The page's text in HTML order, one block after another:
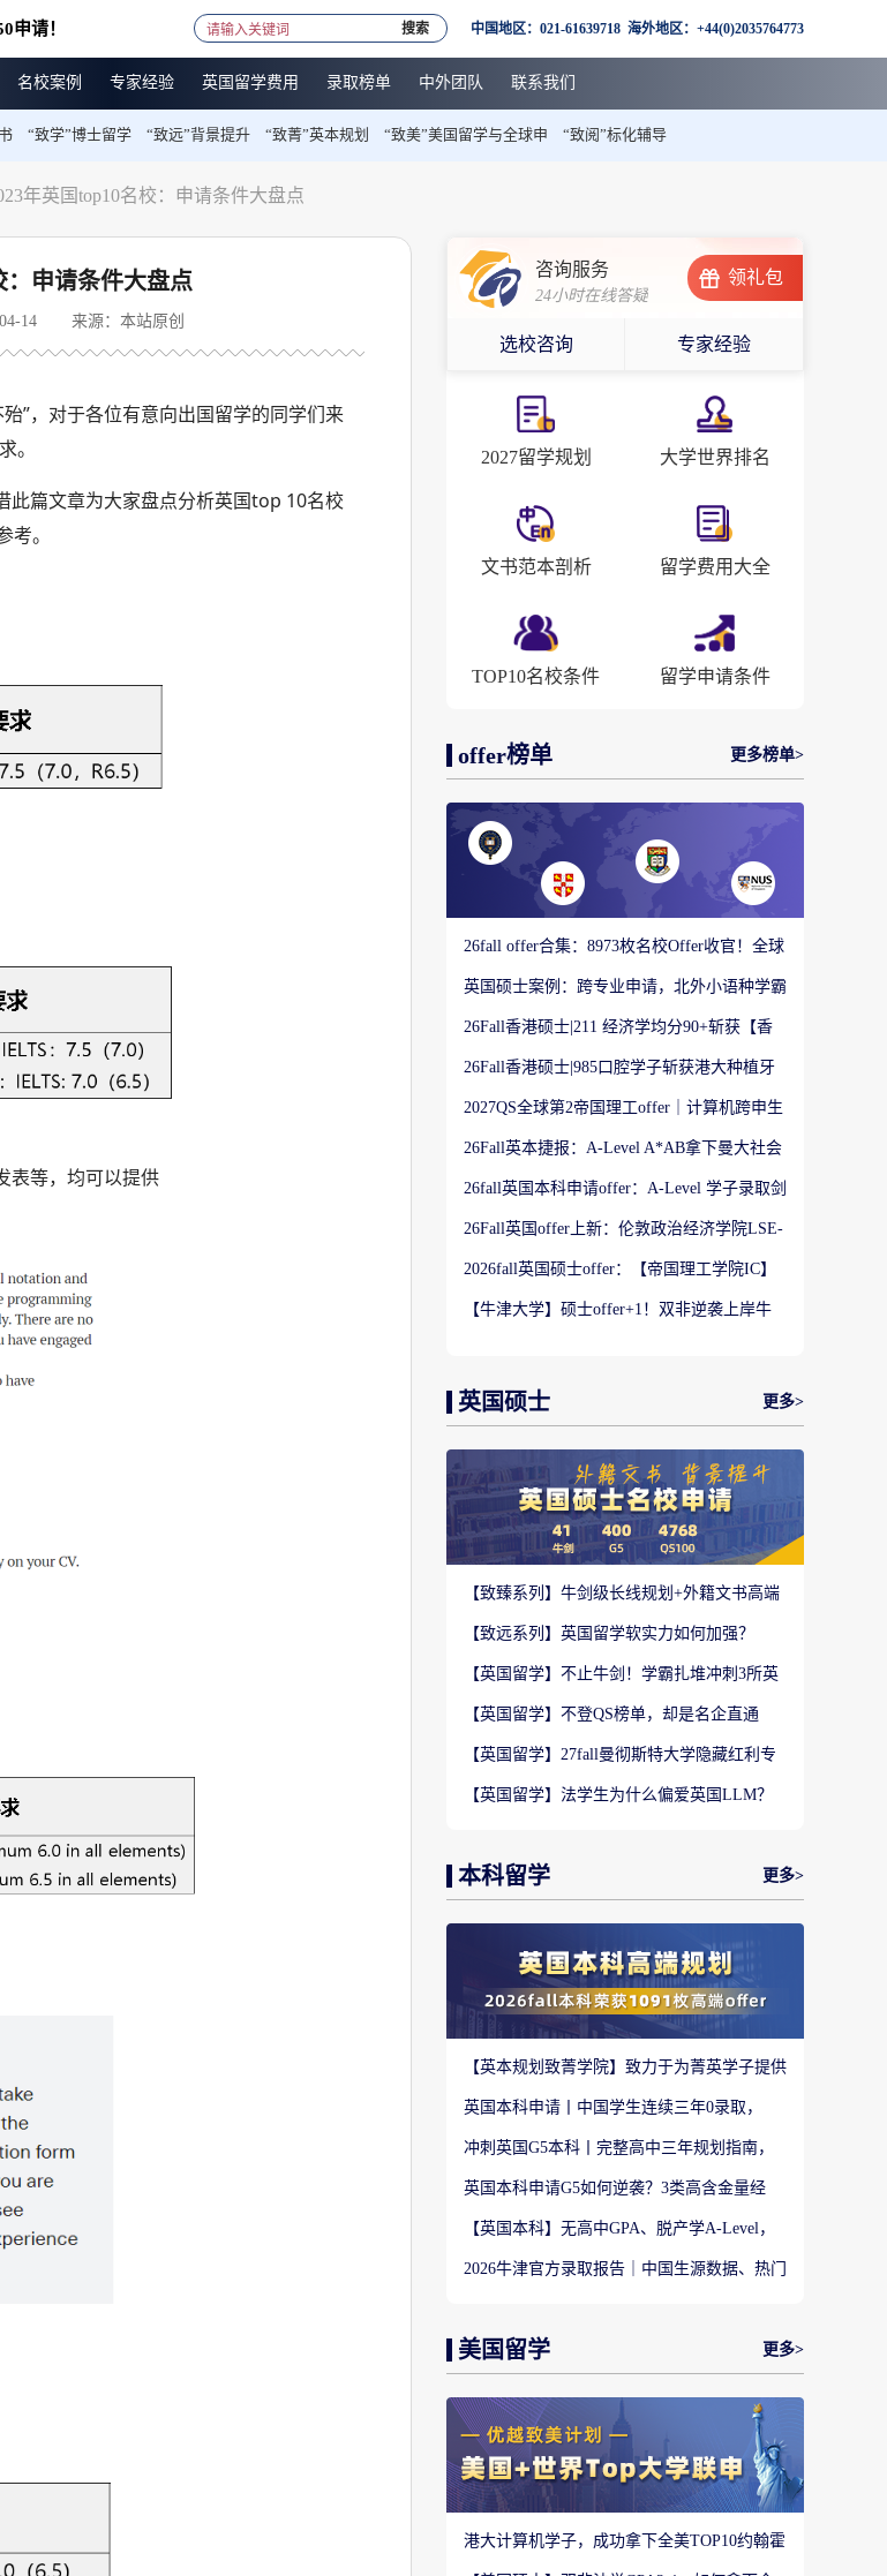
申请！ 中国地区：021-61639718 海外地区：+44(0)2035764773
搜索
名校案例 专家经验 英国留学费用 录取榜单 中外团队 联系我们
“致学”博士留学 “致远”背景提升 “致菁”英本规划 “致美”美国留学与全球申 “致阅”标化辅导
年英国top10名校：申请条件大盘点
：申请条件大盘点
14 来源：本站原创
”，对于各位有意向出国留学的同学们来
。
此篇文章为大家盘点分析英国top 10名校
。
表等，均可以提供
咨询服务
24小时在线答疑
选校咨询 专家经验
领礼包
2027留学规划 大学世界排名
文书范本剖析 留学费用大全
TOP10名校条件 留学申请条件
offer榜单 更多榜单>
26fall offer合集：8973枚名校Offer收官！全球
英国硕士案例：跨专业申请，北外小语种学霸
26Fall香港硕士|211 经济学均分90+斩获【香
26Fall香港硕士|985口腔学子斩获港大种植牙
2027QS全球第2帝国理工offer｜计算机跨申生
26Fall英本捷报：A-Level A*AB拿下曼大社会
26fall英国本科申请offer：A-Level 学子录取剑
26Fall英国offer上新：伦敦政治经济学院LSE-
2026fall英国硕士offer：【帝国理工学院IC】
【牛津大学】硕士offer+1！双非逆袭上岸牛
英国硕士 更多>
【致臻系列】牛剑级长线规划+外籍文书高端
【致远系列】英国留学软实力如何加强？
【英国留学】不止牛剑！学霸扎堆冲刺3所英
【英国留学】不登QS榜单，却是名企直通
【英国留学】27fall曼彻斯特大学隐藏红利专
【英国留学】法学生为什么偏爱英国LLM？
本科留学 更多>
【英本规划致菁学院】致力于为菁英学子提供
英国本科申请丨中国学生连续三年0录取，
冲刺英国G5本科丨完整高中三年规划指南，
英国本科申请G5如何逆袭？3类高含金量经
【英国本科】无高中GPA、脱产学A-Level，
2026牛津官方录取报告｜中国生源数据、热门
美国留学 更多>
港大计算机学子，成功拿下全美TOP10约翰霍